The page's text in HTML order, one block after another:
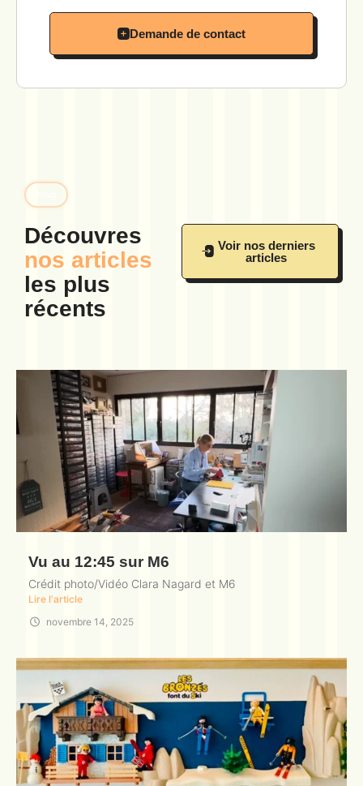
Demande de contact
Découvres
nos articles
les plus
récents
Voir nos derniers
articles
Vu au 12:45 sur M6
Crédit photo/Vidéo Clara Nagard et M6
Lire l'article
novembre 14, 2025